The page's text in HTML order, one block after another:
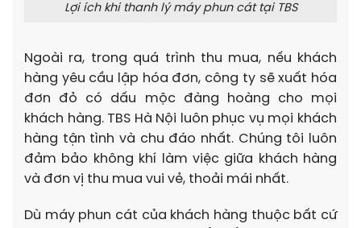
Lợi ích khi thanh lý máy phun cát tại TBS
Ngoài ra, trong quá trình thu mua, nếu khách
hàng yêu cầu lập hóa đơn, công ty sẽ xuất hóa
đơn đỏ có dấu mộc đàng hoàng cho mọi
khách hàng. TBS Hà Nội luôn phục vụ mọi khách
hàng tận tình và chu đáo nhất. Chúng tôi luôn
đảm bảo không khí làm việc giữa khách hàng
và đơn vị thu mua vui vẻ, thoải mái nhất.
Dù máy phun cát của khách hàng thuộc bất cứ